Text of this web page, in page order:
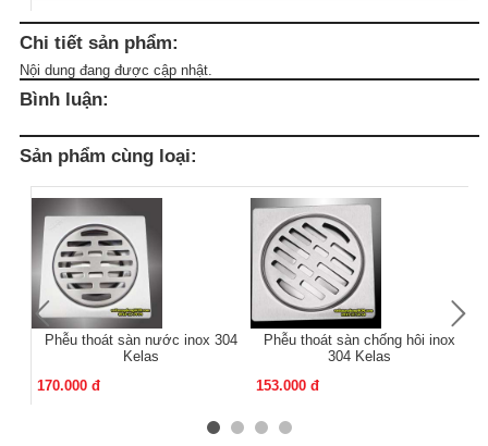
Chi tiết sản phẩm:
Nội dung đang được cập nhật.
Bình luận:
Sản phẩm cùng loại:
Phễu thoát sàn nước inox 304
Kelas
170.000 đ
Phễu thoát sàn chống hôi inox
304 Kelas
153.000 đ